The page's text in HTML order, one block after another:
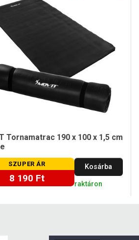
Tornamatrac 190 x 100 x 1,5 cm
SZUPER ÁR
8 190 Ft
Kosárba
raktáron